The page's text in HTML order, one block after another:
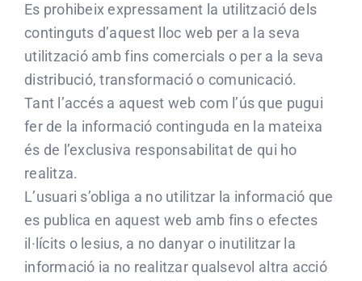
Es prohibeix expressament la utilització dels
continguts d’aquest lloc web per a la seva
utilització amb fins comercials o per a la seva
distribució, transformació o comunicació.
Tant l’accés a aquest web com l’ús que pugui
fer de la informació continguda en la mateixa
és de l’exclusiva responsabilitat de qui ho
realitza.
L’usuari s’obliga a no utilitzar la informació que
es publica en aquest web amb fins o efectes
il·lícits o lesius, a no danyar o inutilitzar la
informació ia no realitzar qualsevol altra acció